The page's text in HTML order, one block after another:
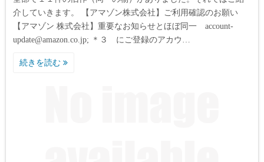
介していきます。 【アマゾン株式会社】ご利用確認のお願い
【アマゾン 株式会社】重要なお知らせとほぼ同一 account-
update@amazon.co.jp; ＊３ にご登録のアカウ…
続きを読む